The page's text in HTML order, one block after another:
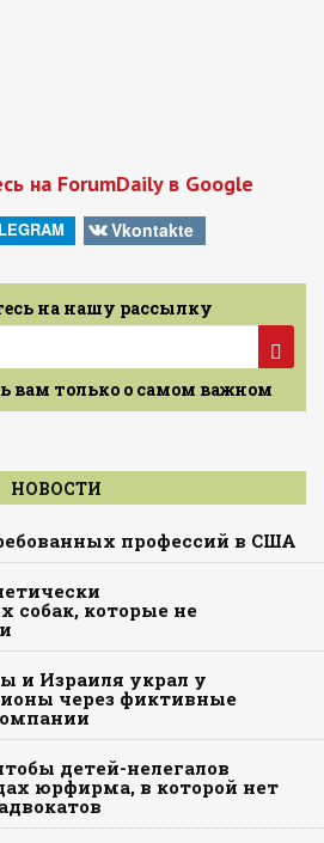
на ForumDaily в Google
Vkontakte
на нашу рассылку
вам только о самом важном
НОВОСТИ
профессий в США
собак, которые не
и Израиля украл у
через фиктивные
детей-нелегалов
юрфирма, в которой нет